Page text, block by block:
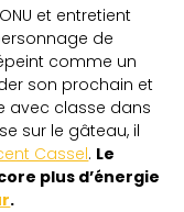
et entretient
de
comme un
son prochain et
avec classe dans
sur le gâteau, il
Cassel. Le
plus d’énergie
.